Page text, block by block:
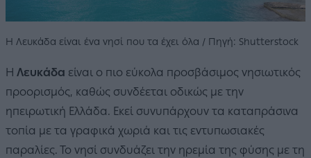
Η Λευκάδα είναι ένα νησί που τα έχει όλα / Πηγή: Shutterstock
Η Λευκάδα είναι ο πιο εύκολα προσβάσιμος νησιωτικός
προορισμός, καθώς συνδέεται οδικώς με την
ηπειρωτική Ελλάδα. Εκεί συνυπάρχουν τα καταπράσινα
τοπία με τα γραφικά χωριά και τις εντυπωσιακές
παραλίες. Το νησί συνδυάζει την ηρεμία της φύσης με τη